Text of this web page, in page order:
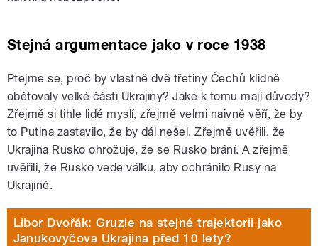
Stejná argumentace jako v roce 1938
Ptejme se, proč by vlastně dvě třetiny Čechů klidně
obětovaly velké části Ukrajiny? Jaké k tomu mají důvody?
Zřejmě si tihle lidé myslí, zřejmě velmi naivně věří, že by
to Putina zastavilo, že by dál nešel. Zřejmě uvěřili, že
Ukrajina Rusko ohrožuje, že se Rusko brání. A zřejmě
uvěřili, že Rusko vede válku, aby ochránilo Rusy na
Ukrajině.
Libor Dvořák: Gruzie na stejné trajektorii jako
Janukovyčova Ukrajina před 10 lety?